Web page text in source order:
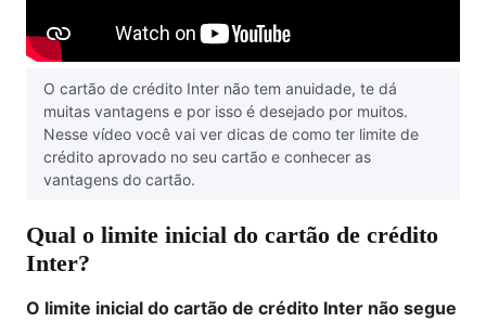
O cartão de crédito Inter não tem anuidade, te dá
muitas vantagens e por isso é desejado por muitos.
Nesse vídeo você vai ver dicas de como ter limite de
crédito aprovado no seu cartão e conhecer as
vantagens do cartão.
Qual o limite inicial do cartão de crédito
Inter?
O limite inicial do cartão de crédito Inter não segue